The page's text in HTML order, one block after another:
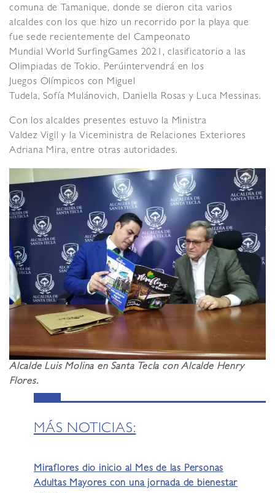
comuna de Tamanique, donde se dieron cita varios
alcaldes con los que hizo un recorrido por la playa que
fue sede recientemente del Campeonato
Mundial World SurfingGames 2021, clasificatorio a las
Olimpiadas de Tokio. Perúintervendrá en los
Juegos Olímpicos con Miguel
Tudela, Sofía Mulánovich, Daniella Rosas y Luca Messinas.
Con los alcaldes presentes estuvo la Ministra
Valdez Vigil y la Viceministra de Relaciones Exteriores
Adriana Mira, entre otras autoridades.
Alcalde Luis Molina en Santa Tecla con Alcalde Henry
Flores.
MÁS NOTICIAS:
Miraflores dio inicio al Mes de las Personas
Adultas Mayores con una jornada de bienestar